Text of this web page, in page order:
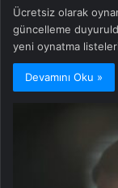
Ücretsiz olarak
güncelleme
yeni oynatma listeleri
Devamını Oku »